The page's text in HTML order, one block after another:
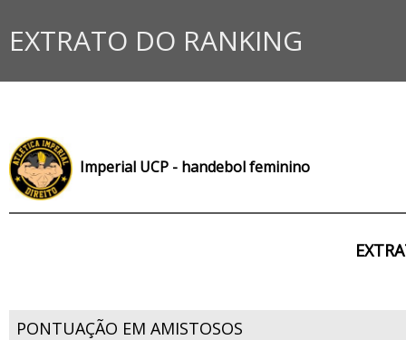
EXTRATO DO RANKING
Imperial UCP - handebol feminino
PONTUAÇÃO EM AMISTOSOS